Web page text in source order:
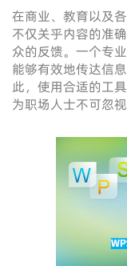
在商业、教育以及各
不仅关乎内容的准
众的反馈。一个专
能够有效地传达信
此，使用合适的工
为职场人士不可忽